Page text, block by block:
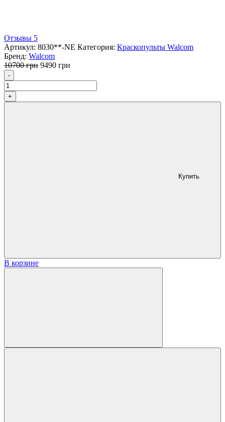
Отзывы 5
Артикул: 8030**-NE Категория: Краскопульты Walcom
Бренд: Walcom
10700грн Первоначальная
составляла
10700 грн.
9490 грн
9490 грн.
- Количество
+
Купить
В корзине